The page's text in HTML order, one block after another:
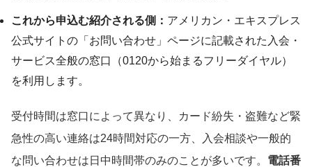
これから申込む紹介される側： アメリカン・エキスプレス
公式サイトの「お問い合わせ」ページに記載された入会・
サービス全般の窓口（0120から始まるフリーダイヤル）
を利用します。
受付時間は窓口によって異なり、カード紛失・盗難など緊
急性の高い連絡は24時間対応の一方、入会相談や一般的
な問い合わせは日中時間帯のみのことが多いです。 電話番